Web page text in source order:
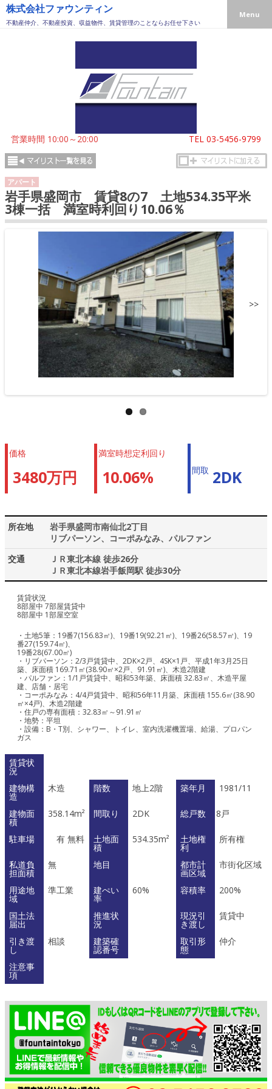
株式会社ファウンティン
不動産仲介、不動産投資、収益物件、賃貸管理のことならお任せ下さい
営業時間 10:00～20:00 TEL 03-5456-9799
Menu
アパート
岩手県盛岡市 賃貸8の7 土地534.35平米
3棟一括 満室時利回り10.06％
>>
価格
3480万円
満室時想定利回り
10.06% 間取 2DK
所在地
岩手県盛岡市南仙北2丁目
リブパーソン、コーポみなみ、パルファン
交通
ＪＲ東北本線 徒歩26分
ＪＲ東北本線岩手飯岡駅 徒歩30分
賃貸状況
8部屋中 7部屋賃貸中
8部屋中 1部屋空室
・土地5筆：19番7(156.83㎡)、19番19(92.21㎡)、19番26(58.57㎡)、19
番27(159.74㎡)、
19番28(67.00㎡)
・リブパーソン：2/3戸賃貸中、2DK×2戸、4SK×1戸、平成1年3月25日
築、床面積 169.71㎡(38.90㎡×2戸、91.91㎡)、木造2階建
・パルファン：1/1戸賃貸中、昭和53年築、床面積 32.83㎡、木造平屋
建、店舗・居宅
・コーポみなみ：4/4戸賃貸中、昭和56年11月築、床面積 155.6㎡(38.90
㎡×4戸)、木造2階建
・住戸の専有面積：32.83㎡～91.91㎡
・地勢：平坦
・設備：B・T別、シャワー、トイレ、室内洗濯機置場、給湯、プロパン
ガス
賃貸状
況
建物構
造
木造 階数 地上2階 築年月 1981/11
建物面
積
358.14m² 間取り 2DK 総戸数 8戸
駐車場 有 無料 土地面
積
534.35m² 土地権
利
所有権
私道負
担面積
無 地目 都市計
画区域
市街化区域
用途地
域
準工業 建ぺい
率
60% 容積率 200%
国土法
届出
推進状
況
現況引
き渡し
賃貸中
引き渡
し
相談 建築確
認番号
取引形
態
仲介
注意事
項